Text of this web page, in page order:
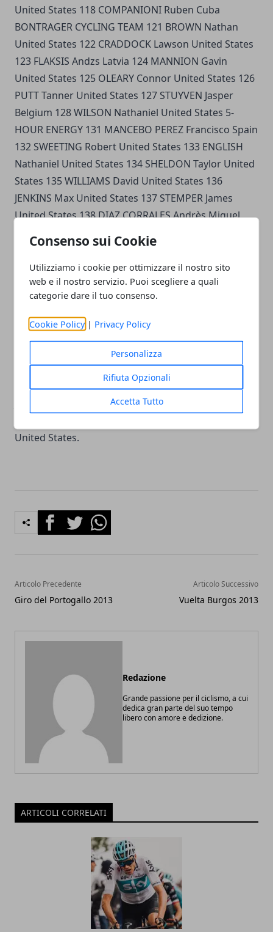
Consenso sui Cookie
Utilizziamo i cookie per ottimizzare il nostro sito
web e il nostro servizio. Puoi scegliere a quali
categorie dare il tuo consenso.
Cookie Policy | Privacy Policy
Personalizza
Rifiuta Opzionali
Accetta Tutto
United States 118 COMPANIONI Ruben Cuba
BONTRAGER CYCLING TEAM 121 BROWN Nathan
United States 122 CRADDOCK Lawson United States
123 FLAKSIS Andzs Latvia 124 MANNION Gavin
United States 125 OLEARY Connor United States 126
PUTT Tanner United States 127 STUYVEN Jasper
Belgium 128 WILSON Nathaniel United States 5-
HOUR ENERGY 131 MANCEBO PEREZ Francisco Spain
132 SWEETING Robert United States 133 ENGLISH
Nathaniel United States 134 SHELDON Taylor United
States 135 WILLIAMS David United States 136
JENKINS Max United States 137 STEMPER James
United States 138 DIAZ CORRALES Andrès Miguel
Fred United States 142 SCHMITT Morgan United
States 143 BURNETT Ian United States 144 HAGMAN
Alex United States 145 ORONTE Emerson United
States 146 DAVILA Luis Enrique Mexico 147 TVETCOV
Serghei Moldavia 148 VAN DER VELDE Ricardo
Netherlands HINCAPIE SPORTSWEAR DEVELOPMENT
TEAM 151 SCHMALZ Joseph United States 152 BAKER
Andy United States 153 ZAWACKI Benjamin United
States 154 ROSSKOPF Joey United States 155 LEWIS
Joseph Australia 156 CLARK Oscar United States 157
United States.
FacebookTwitterWhatsapp
Articolo Precedente
Giro del Portogallo 2013
Articolo Successivo
Vuelta Burgos 2013
Redazione
Grande passione per il ciclismo, a cui
dedica gran parte del suo tempo
libero con amore e dedizione.
ARTICOLI CORRELATI